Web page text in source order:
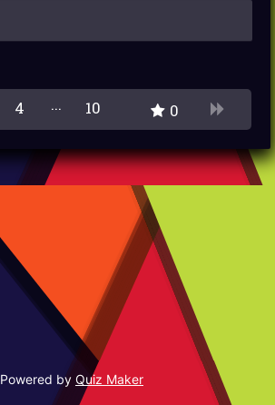
4
9
10 0
Powered by Quiz Maker